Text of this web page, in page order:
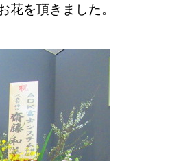
を頂きました。